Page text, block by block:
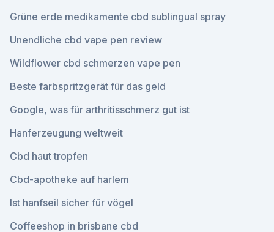
Grüne erde medikamente cbd sublingual spray
Unendliche cbd vape pen review
Wildflower cbd schmerzen vape pen
Beste farbspritzgerät für das geld
Google, was für arthritisschmerz gut ist
Hanferzeugung weltweit
Cbd haut tropfen
Cbd-apotheke auf harlem
Ist hanfseil sicher für vögel
Coffeeshop in brisbane cbd